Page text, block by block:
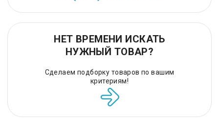
НЕТ ВРЕМЕНИ ИСКАТЬ
НУЖНЫЙ ТОВАР?
Сделаем подборку товаров по вашим
критериям!